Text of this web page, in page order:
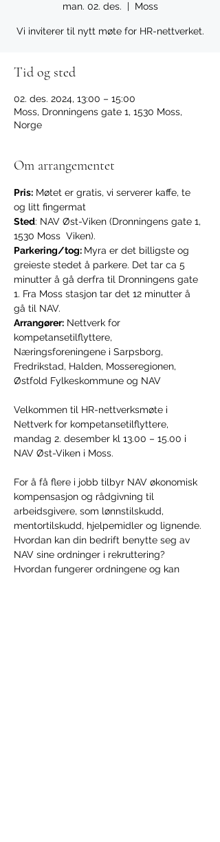
man. 02. des.
  |
Moss
Vi inviterer til nytt møte for HR-nettverket.
Tid og sted
02. des. 2024, 13:00 – 15:00
Moss, Dronningens gate 1, 1530 Moss,
Norge
Om arrangementet
Pris: Møtet er gratis, vi serverer kaffe, te
og litt fingermat
Sted: NAV Øst-Viken (Dronningens gate 1,
1530 Moss  Viken).
Parkering/tog: Myra er det billigste og
greieste stedet å parkere. Det tar ca 5
minutter å gå derfra til Dronningens gate
1. Fra Moss stasjon tar det 12 minutter å
gå til NAV.
Arrangører: Nettverk for
kompetansetilflyttere,
Næringsforeningene i Sarpsborg,
Fredrikstad, Halden, Mosseregionen,
Østfold Fylkeskommune og NAV
Velkommen til HR-nettverksmøte i
Nettverk for kompetansetilflyttere,
mandag 2. desember kl 13.00 – 15.00 i
NAV Øst-Viken i Moss.
For å få flere i jobb tilbyr NAV økonomisk
kompensasjon og rådgivning til
arbeidsgivere, som lønnstilskudd,
mentortilskudd, hjelpemidler og lignende.
Hvordan kan din bedrift benytte seg av
NAV sine ordninger i rekruttering?
Hvordan fungerer ordningene og kan